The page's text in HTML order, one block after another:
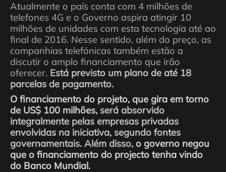
Atualmente o país conta com 4 milhões de
telefones 4G e o Governo aspira atingir 10
milhões de unidades com esta tecnologia até ao
final de 2016. Nesse sentido, além do preço, as
companhias telefónicas também estão a
discutir o amplo financiamento que irão
oferecer. Está previsto um plano de até 18
parcelas de pagamento.
O financiamento do projeto, que gira em torno
de US$ 100 milhões, será absorvido
integralmente pelas empresas privadas
envolvidas na iniciativa, segundo fontes
governamentais. Além disso, o governo negou
que o financiamento do projecto tenha vindo
do Banco Mundial.